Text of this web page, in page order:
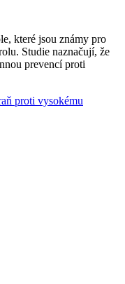
které jsou známy pro
Studie naznačují, že
prevencí proti
proti vysokému